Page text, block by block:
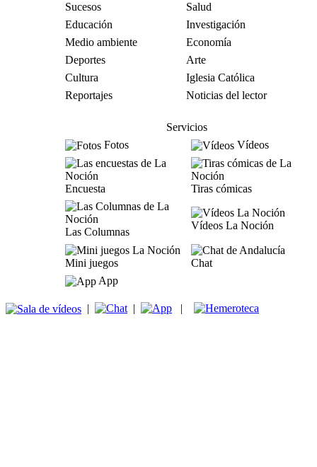
Sucesos
Salud
Educación
Investigación
Medio ambiente
Economía
Deportes
Arte
Cultura
Iglesia Católica
Reportajes
Noticias del lector
Servicios
Fotos
Vídeos
Encuesta Tiras cómicas
Las Columnas
Vídeos La Noción
Mini juegos
Chat
App
| | |